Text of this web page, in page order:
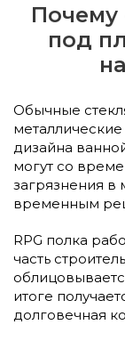
Почему
под
Обычные
дизайна
могут со
загрязнения в
временным
RPG полка
часть
итоге
долговечная